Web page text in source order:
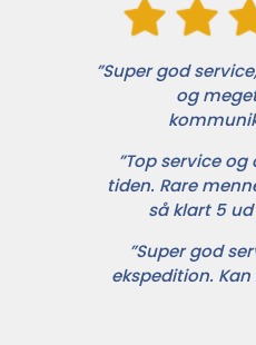
”Super god
og
”Top service
tiden. Rare
så klart 5
”Super god
ekspedition.